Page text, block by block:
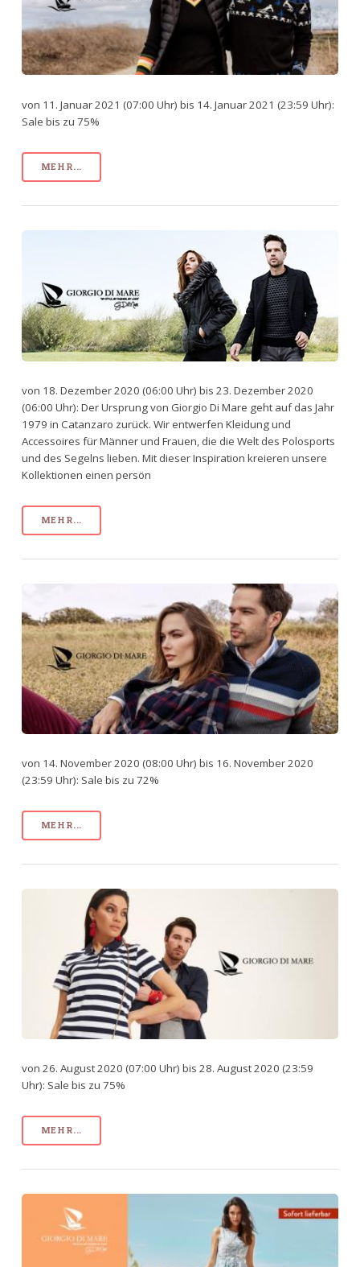
von 11. Januar 2021 (07:00 Uhr) bis 14. Januar 2021 (23:59 Uhr):
Sale bis zu 75%
MEHR...
von 18. Dezember 2020 (06:00 Uhr) bis 23. Dezember 2020
(06:00 Uhr): Der Ursprung von Giorgio Di Mare geht auf das Jahr
1979 in Catanzaro zurück. Wir entwerfen Kleidung und
Accessoires für Männer und Frauen, die die Welt des Polosports
und des Segelns lieben. Mit dieser Inspiration kreieren unsere
Kollektionen einen persön
MEHR...
von 14. November 2020 (08:00 Uhr) bis 16. November 2020
(23:59 Uhr): Sale bis zu 72%
MEHR...
von 26. August 2020 (07:00 Uhr) bis 28. August 2020 (23:59
Uhr): Sale bis zu 75%
MEHR...